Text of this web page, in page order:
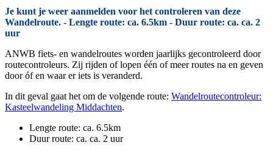
Je kunt je weer aanmelden voor het controleren van deze
Wandelroute. - Lengte route: ca. 6.5km - Duur route: ca. ca. 2
uur
ANWB fiets- en wandelroutes worden jaarlijks gecontroleerd door
routecontroleurs. Zij rijden of lopen één of meer routes na en geven
door óf en waar er iets is veranderd.
In dit geval gaat het om de volgende route: Wandelroutecontroleur:
Kasteelwandeling Middachten.
Lengte route: ca. 6.5km
Duur route: ca. ca. 2 uur